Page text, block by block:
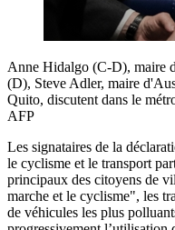
Anne Hidalgo (C-D), maire
(D), Steve Adler, maire
Quito, discutent dans le
AFP
Les signataires de la
le cyclisme et le transport
principaux des citoyens de
marche et le cyclisme", les
de véhicules les plus